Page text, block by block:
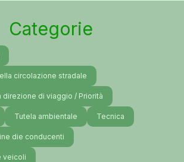
Categorie
circolazione stradale
direzione di viaggio / Priorità
Tutela ambientale Tecnica
die conducenti
veicoli